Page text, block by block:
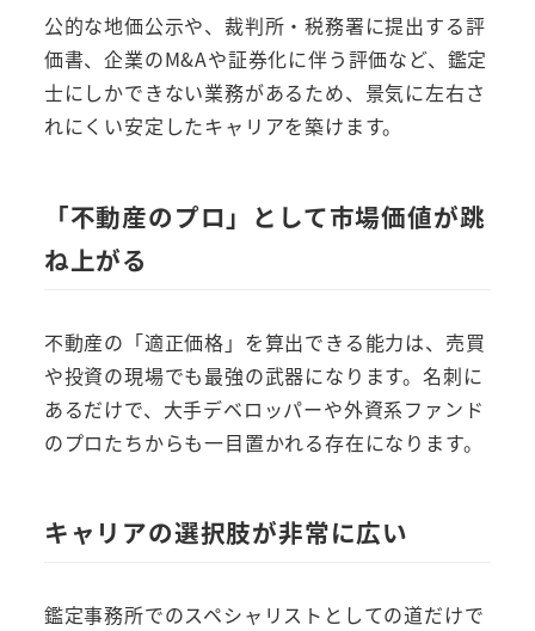
公的な地価公示や、裁判所・税務署に提出する評
価書、企業のM&Aや証券化に伴う評価など、鑑定
士にしかできない業務があるため、景気に左右さ
れにくい安定したキャリアを築けます。
「不動産のプロ」として市場価値が跳
ね上がる
不動産の「適正価格」を算出できる能力は、売買
や投資の現場でも最強の武器になります。名刺に
あるだけで、大手デベロッパーや外資系ファンド
のプロたちからも一目置かれる存在になります。
キャリアの選択肢が非常に広い
鑑定事務所でのスペシャリストとしての道だけで